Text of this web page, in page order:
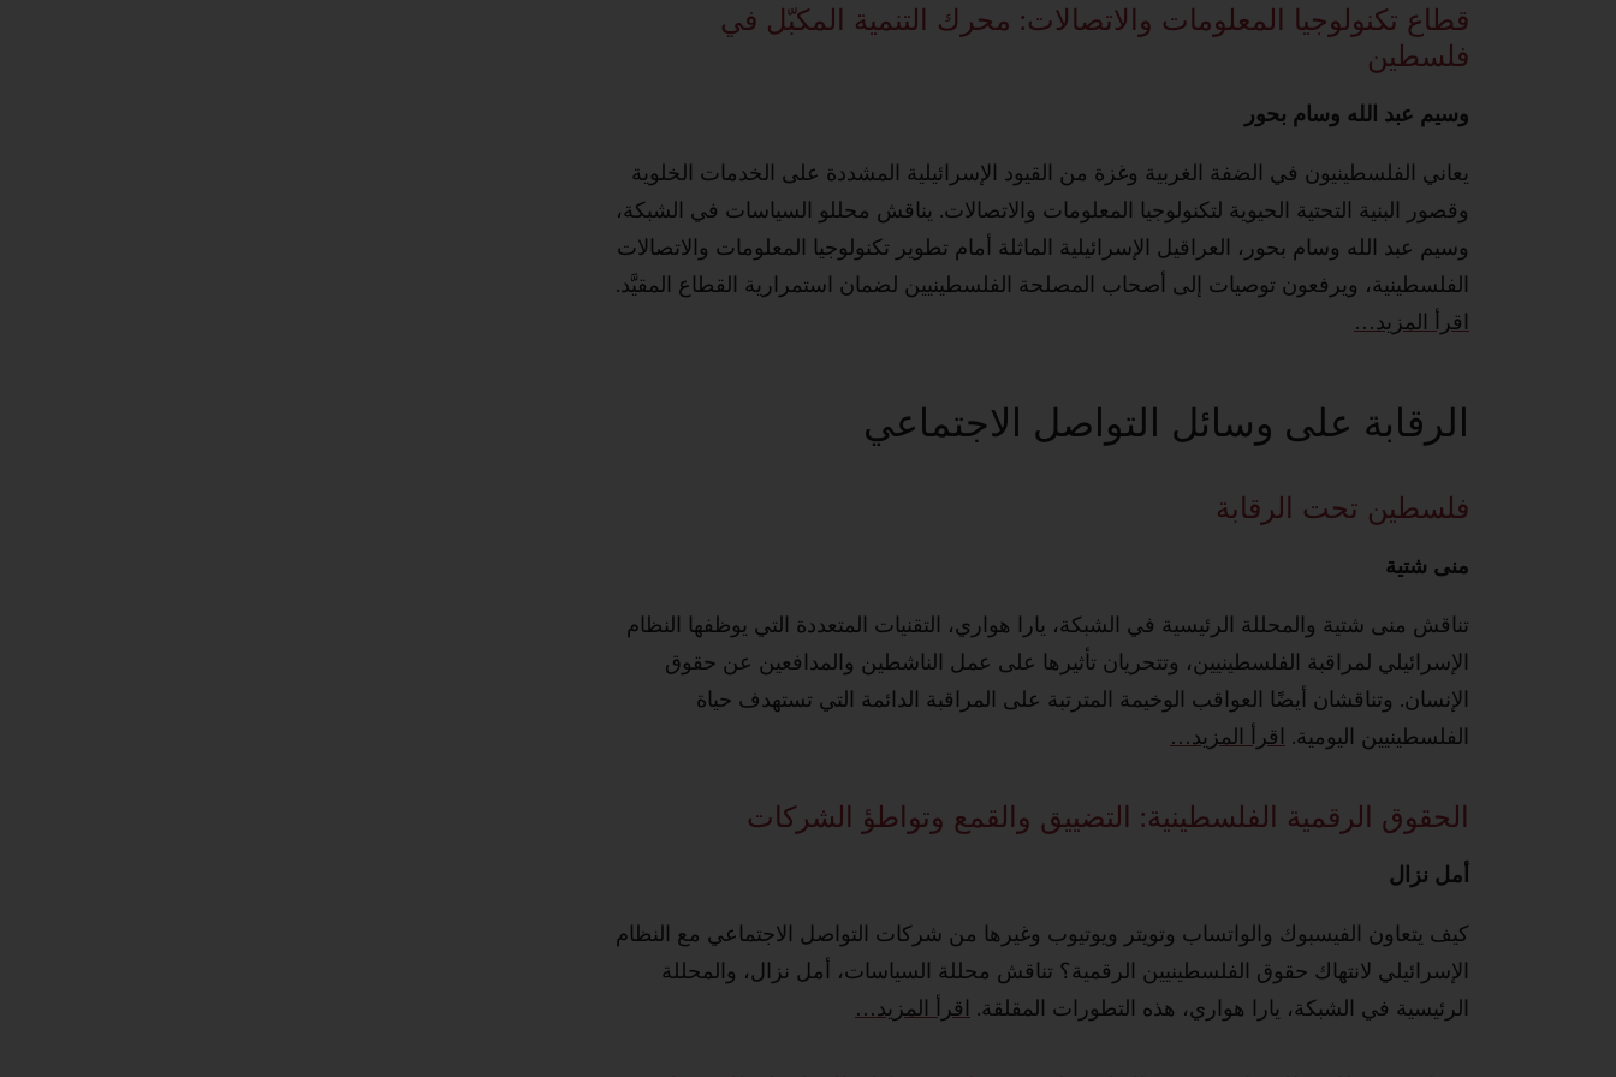
قطاع تكنولوجيا المعلومات والاتصالات: محرك التنمية المكبّل في
فلسطين
وسيم‭ ‬عبد‭ ‬الله‭ ‬وسام‭ ‬بحور
يعاني الفلسطينيون في الضفة الغربية وغزة من القيود الإسرائيلية المشددة على الخدمات الخلوية
وقصور البنية التحتية الحيوية لتكنولوجيا المعلومات والاتصالات. يناقش محللو السياسات في الشبكة،
وسيم عبد الله وسام بحور، العراقيل الإسرائيلية الماثلة أمام تطوير تكنولوجيا المعلومات والاتصالات
الفلسطينية، ويرفعون توصيات إلى أصحاب المصلحة الفلسطينيين لضمان استمرارية القطاع المقيَّد.
اقرأ‭ ‬المزيد‭…‬
الرقابة على وسائل التواصل الاجتماعي
فلسطين تحت الرقابة
منى‭ ‬شتية
تناقش منى شتية والمحللة الرئيسية في الشبكة، يارا هواري، التقنيات المتعددة التي يوظفها النظام
الإسرائيلي لمراقبة الفلسطينيين، وتتحريان تأثيرها على عمل الناشطين والمدافعين عن حقوق
الإنسان. وتناقشان أيضًا العواقب الوخيمة المترتبة على المراقبة الدائمة التي تستهدف حياة
الفلسطينيين اليومية. اقرأ‭ ‬المزيد‭…‬
الحقوق الرقمية الفلسطينية: التضييق والقمع وتواطؤ الشركات
أمل‭ ‬نزال
كيف يتعاون الفيسبوك والواتساب وتويتر ويوتيوب وغيرها من شركات التواصل الاجتماعي مع النظام
الإسرائيلي لانتهاك حقوق الفلسطينيين الرقمية؟ تناقش محللة السياسات، أمل نزال، والمحللة
الرئيسية في الشبكة، يارا هواري، هذه التطورات المقلقة. اقرأ‭ ‬المزيد‭…‬